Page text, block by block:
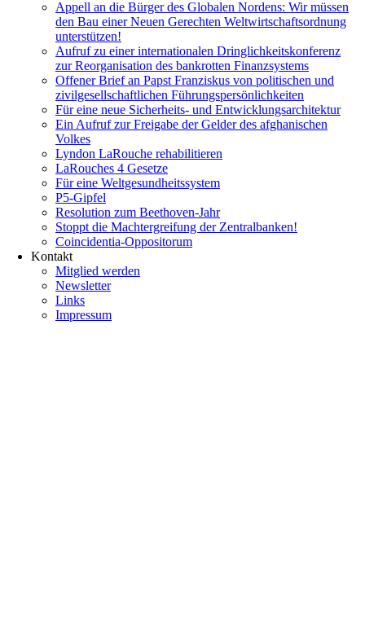
Appell an die Bürger des Globalen Nordens: Wir müssen
den Bau einer Neuen Gerechten Weltwirtschaftsordnung
unterstützen!
Aufruf zu einer internationalen Dringlichkeitskonferenz
zur Reorganisation des bankrotten Finanzsystems
Offener Brief an Papst Franziskus von politischen und
zivilgesellschaftlichen Führungspersönlichkeiten
Für eine neue Sicherheits- und Entwicklungsarchitektur
Ein Aufruf zur Freigabe der Gelder des afghanischen
Volkes
Lyndon LaRouche rehabilitieren
LaRouches 4 Gesetze
Für eine Weltgesundheitssystem
P5-Gipfel
Resolution zum Beethoven-Jahr
Stoppt die Machtergreifung der Zentralbanken!
Coincidentia-Oppositorum
Kontakt
Mitglied werden
Newsletter
Links
Impressum